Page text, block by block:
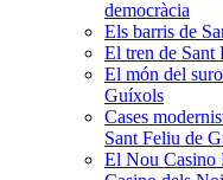
democràcia
Els barris de
El tren de Sant
El món del
Guíxols
Cases
Sant Feliu de
El Nou Casino